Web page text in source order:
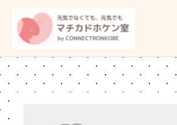
ッ
プ